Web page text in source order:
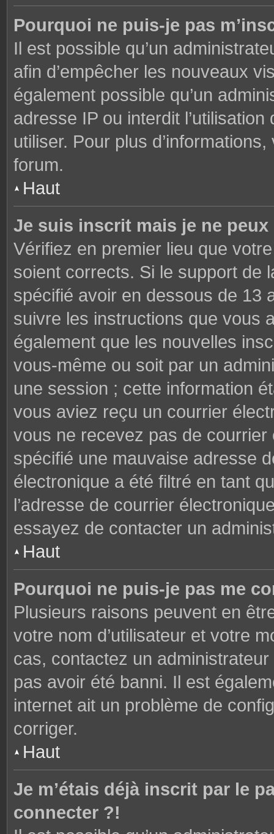
Pourquoi ne puis-je pas
Il est possible qu’un
afin d’empêcher les nouveaux
également possible qu’un
adresse IP ou interdit
utiliser. Pour plus
forum.
Haut
Je suis inscrit mais je ne
Vérifiez en premier lieu que
soient corrects. Si le support de
spécifié avoir en dessous de 13
suivre les instructions que vous
également que les nouvelles
vous-même ou soit par un
une session ; cette information
vous aviez reçu un courrier
vous ne recevez pas de
spécifié une mauvaise adresse
électronique a été filtré en tant
l’adresse de courrier
essayez de contacter un
Haut
Pourquoi ne puis-je pas me
Plusieurs raisons peuvent en
votre nom d’utilisateur et votre
cas, contactez un
pas avoir été banni. Il est
internet ait un problème de
corriger.
Haut
Je m’étais déjà inscrit par le
connecter ?!